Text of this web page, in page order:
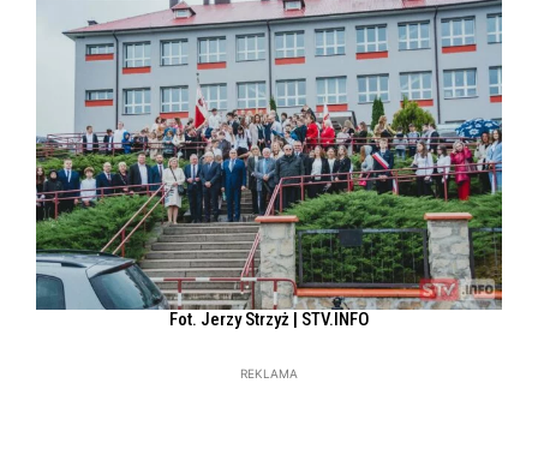
Fot. Jerzy Strzyż | STV.INFO
REKLAMA